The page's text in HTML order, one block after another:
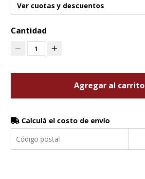
Ver cuotas y descuentos
Cantidad
1
Agregar al carrito
Calculá el costo de envío